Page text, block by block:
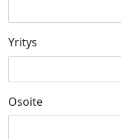
Yritys
Osoite